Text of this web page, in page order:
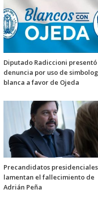
Diputado Radiccioni presentó
denuncia por uso de
blanca a favor de Ojeda
Precandidatos presidenciales
lamentan el fallecimiento de
Adrián Peña